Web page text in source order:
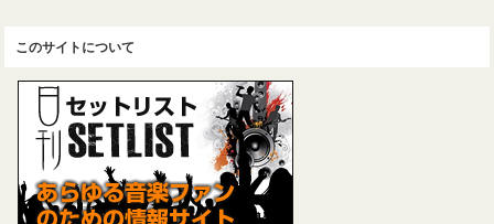
このサイトについて